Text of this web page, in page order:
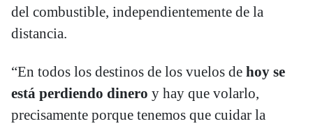
del combustible, independientemente de la
distancia.
“En todos los destinos de los vuelos de hoy se
está perdiendo dinero y hay que volarlo,
precisamente porque tenemos que cuidar la